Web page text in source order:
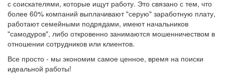
с соискателями, которые ищут работу. Это связано с тем, что
более 60% компаний выплачивают "серую" заработную плату,
работают семейными подрядами, имеют начальников
"самодуров", либо откровенно занимаются мошенничеством в
отношении сотрудников или клиентов.
Все просто - мы экономим самое ценное, время на поиски
идеальной работы!